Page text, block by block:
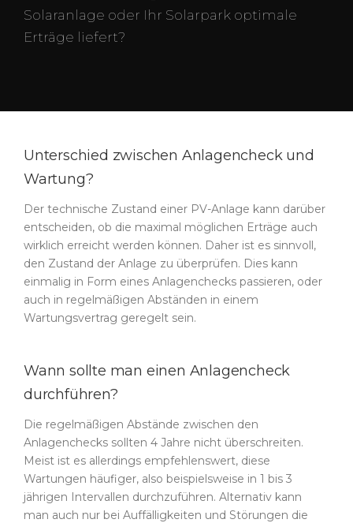
Solaranlage oder Ihr Solarpark optimale
Erträge liefert?
Unterschied zwischen Anlagencheck und
Wartung?
Der technische Zustand einer PV-Anlage kann darüber
entscheiden, ob die maximal möglichen Erträge auch
wirklich erreicht werden können. Daher ist es sinnvoll,
den Zustand der Anlage zu überprüfen. Dies kann
einmalig in Form eines Anlagenchecks passieren, oder
auch in regelmäßigen Abständen in einem
Wartungsvertrag geregelt sein.
Wann sollte man einen Anlagencheck
durchführen?
Die regelmäßigen Abstände zwischen den
Anlagenchecks sollten 4 Jahre nicht überschreiten.
Meist ist es allerdings empfehlenswert, diese
Wartungen häufiger, also beispielsweise in 1 bis 3
jährigen Intervallen durchzuführen. Alternativ kann
man auch nur bei Auffälligkeiten und Störungen die